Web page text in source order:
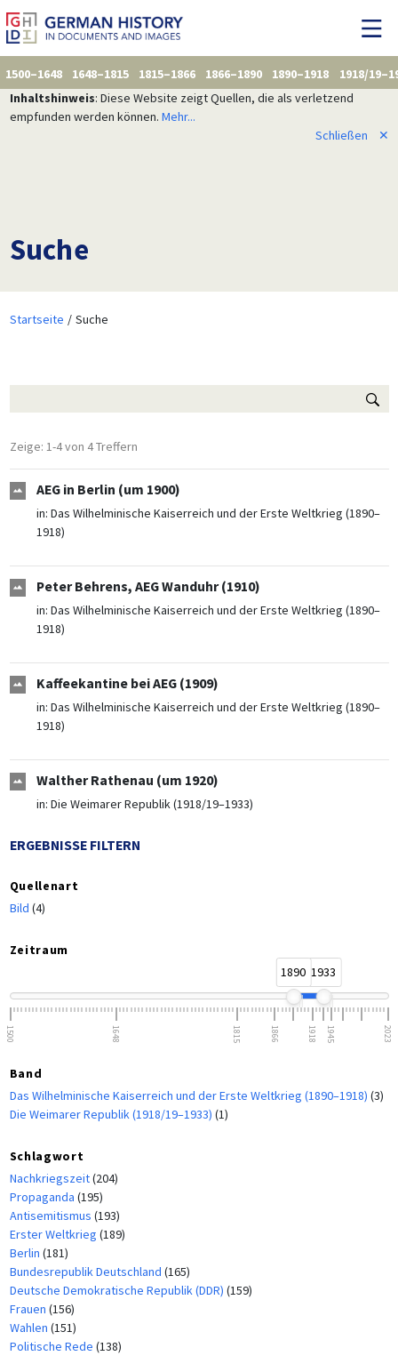
1500–1648 1648–1815 1815–1866 1866–1890 1890–1918
1918/
Inhaltshinweis: Diese Website zeigt Quellen, die als verletzend
empfunden werden können. Mehr...
Schließen
✕
Suche
Startseite Suche
Zeige: 1-4 von 4 Treffern
AEG in Berlin (um 1900)
in: Das Wilhelminische Kaiserreich und der Erste Weltkrieg (1890–
1918)
Peter Behrens, AEG Wanduhr (1910)
in: Das Wilhelminische Kaiserreich und der Erste Weltkrieg (1890–
1918)
Kaffeekantine bei AEG (1909)
in: Das Wilhelminische Kaiserreich und der Erste Weltkrieg (1890–
1918)
Walther Rathenau (um 1920)
in: Die Weimarer Republik (1918/19–1933)
ERGEBNISSE FILTERN
Quellenart
Bild (4)
Zeitraum
1890 1933
1500 1648 1815 1866 1918 1945 2023
Band
Das Wilhelminische Kaiserreich und der Erste Weltkrieg (1890–1918) (3)
Die Weimarer Republik (1918/19–1933) (1)
Schlagwort
Nachkriegszeit(204)
Propaganda (195)
Antisemitismus (193)
Erster Weltkrieg (189)
Berlin (181)
Bundesrepublik Deutschland (165)
Deutsche Demokratische Republik (DDR) (159)
Frauen (156)
Wahlen (151)
Politische Rede (138)